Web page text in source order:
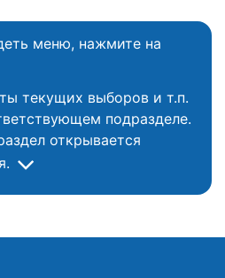
меню, нажмите на
текущих выборов и т.п.
подразделе.
открывается